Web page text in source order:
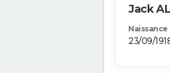
Jack
Naissance
23/09/